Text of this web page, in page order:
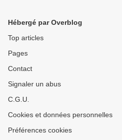
Hébergé par Overblog
Top articles
Pages
Contact
Signaler un abus
C.G.U.
Cookies et données personnelles
Préférences cookies